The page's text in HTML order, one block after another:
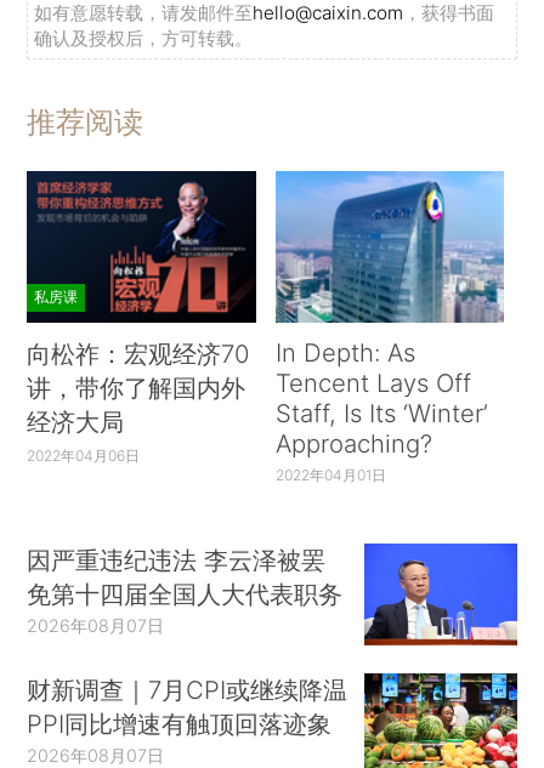
如有意愿转载，请发邮件至hello@caixin.com ，获得书面
确认及授权后，方可转载。
推荐阅读
私房课
向松祚：宏观经济70
讲，带你了解国内外
经济大局
2022年04月06日
In Depth: As
Tencent Lays Off
Staff, Is Its ‘Winter’
Approaching?
2022年04月01日
因严重违纪违法 李云泽被罢
免第十四届全国人大代表职务
2026年08月07日
财新调查｜7月CPI或继续降温
PPI同比增速有触顶回落迹象
2026年08月07日